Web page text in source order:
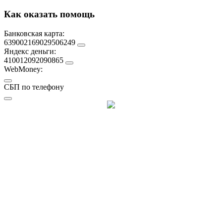
Как оказать помощь
Банковская карта:
639002169029506249
Яндекс деньги:
410012092090865
WebMoney:
СБП по телефону